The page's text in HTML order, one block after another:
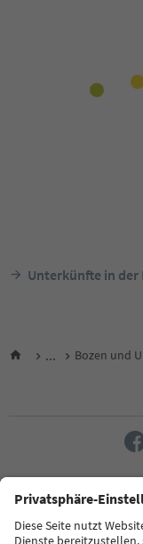
Unterkünfte in der
... Bozen und